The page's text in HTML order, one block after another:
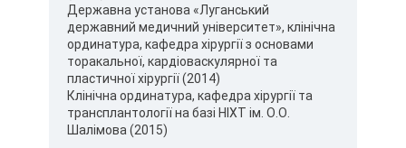
Державна установа «Луганський
державний медичний університет», клінічна
ординатура, кафедра хірургії з основами
торакальної, кардіоваскулярної та
пластичної хірургії (2014)
Клінічна ординатура, кафедра хірургії та
трансплантології на базі НІХТ ім. О.О.
Шалімова (2015)